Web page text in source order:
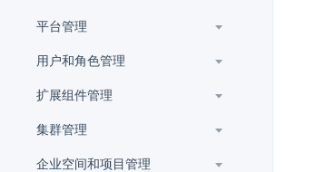
平台管理
用户和角色管理
扩展组件管理
集群管理
企业空间和项目管理